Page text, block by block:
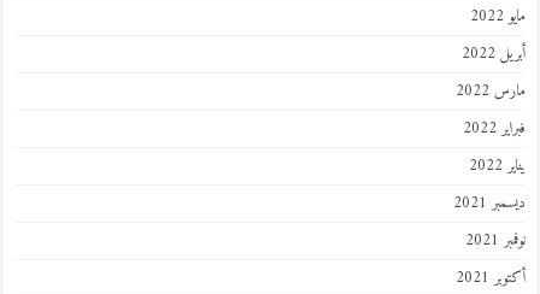
مايو 2022
أبريل 2022
مارس 2022
فبراير 2022
يناير 2022
ديسمبر 2021
نوفمبر 2021
أكتوبر 2021